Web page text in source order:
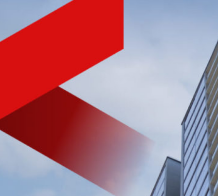
NHÀ PHÁT TRIỂN BẤT ĐỘNG SẢN
CHẤT LƯỢNG HÀNG ĐẦU
VIỆT NAM